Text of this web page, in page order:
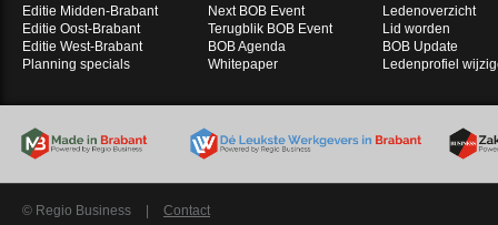
Editie Midden-Brabant
Editie Oost-Brabant
Editie West-Brabant
Planning specials
Next BOB Event
Terugblik BOB Event
BOB Agenda
Whitepaper
Ledenoverzicht
Lid worden
BOB Update
Ledenprofiel
© Regio Business Contact